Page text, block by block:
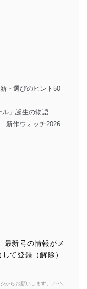
・選びのヒント50
ル」誕生の物語
新作ウォッチ2026
最新号の情報がメ
て登録（解除）
からお願いします。／~＼